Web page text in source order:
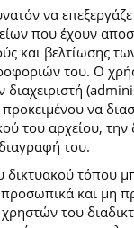
να
που έχουν
και βελτίωσης
του. Ο
διαχειριστή
να
του αρχείου,
του.
δικτυακού τόπου
και μη
του